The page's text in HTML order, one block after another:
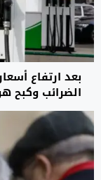
بعد ارتفاع
الضرائب وكبح